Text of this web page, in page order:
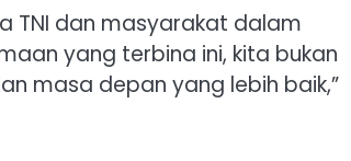
TNI dan masyarakat dalam
yang terbina ini, kita bukan
masa depan yang lebih baik,”